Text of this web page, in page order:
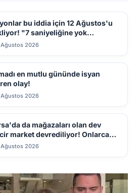
bu iddia için 12 Ağustos'u
"7 saniyeliğine yok
2026
en mutlu gününde isyan
olay!
2026
da mağazaları olan dev
market devrediliyor! Onlarca
kapatılacak
2026